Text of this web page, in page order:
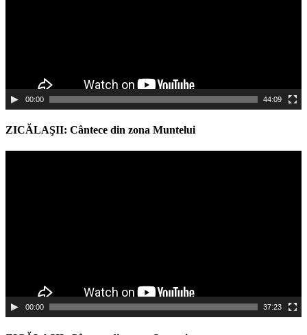
00:00 44:09
ZICĂLAŞII: Cântece din zona Muntelui
00:00 37:23